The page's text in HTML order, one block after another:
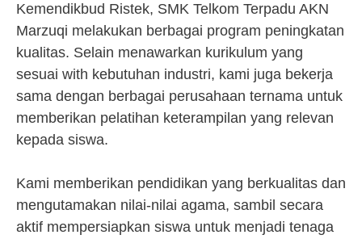
Kemendikbud Ristek, SMK Telkom Terpadu AKN
Marzuqi melakukan berbagai program peningkatan
kualitas. Selain menawarkan kurikulum yang
sesuai with kebutuhan industri, kami juga bekerja
sama dengan berbagai perusahaan ternama untuk
memberikan pelatihan keterampilan yang relevan
kepada siswa.
Kami memberikan pendidikan yang berkualitas dan
mengutamakan nilai-nilai agama, sambil secara
aktif mempersiapkan siswa untuk menjadi tenaga